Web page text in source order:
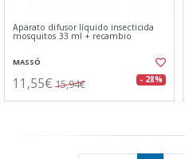
Aparato difusor líquido insecticida
mosquitos 33 ml + recambio
MASSÓ
11,55€ 15,94€ - 28%